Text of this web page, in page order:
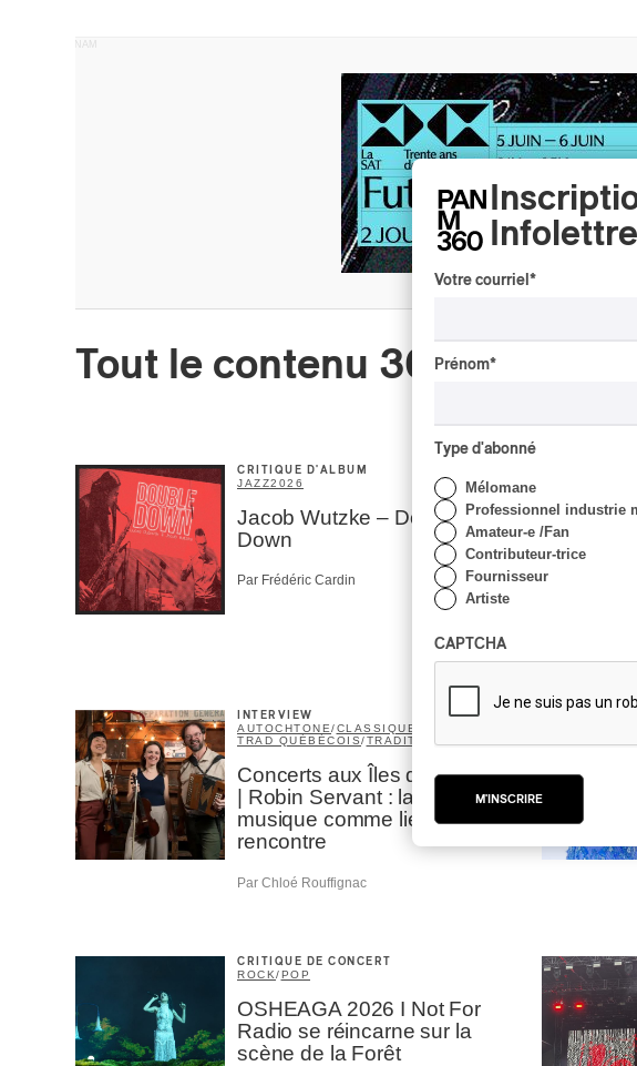
PUBLICITÉ PANAM
Tout le contenu 360
CRITIQUE D'ALBUM
JAZZ2026
Jacob Wutzke – Double
Down
Par Frédéric Cardin
INTERVIEW
AUTOCHTONE/CLASSIQUE
TRAD QUÉBÉCOIS/TRADITIONNEL
Concerts aux Îles du Bic
| Robin Servant : la
musique comme lieu de
rencontre
Par Chloé Rouffignac
CRITIQUE DE CONCERT
ROCK/POP
OSHEAGA 2026 I Not For
Radio se réincarne sur la
scène de la Forêt
Infolettre
Votre courriel *
Prénom*
Type d'abonné
Mélomane
Professionnel industrie
Amateur-e /Fan
Contributeur-trice
Fournisseur
Artiste
CAPTCHA
M'INSCRIRE